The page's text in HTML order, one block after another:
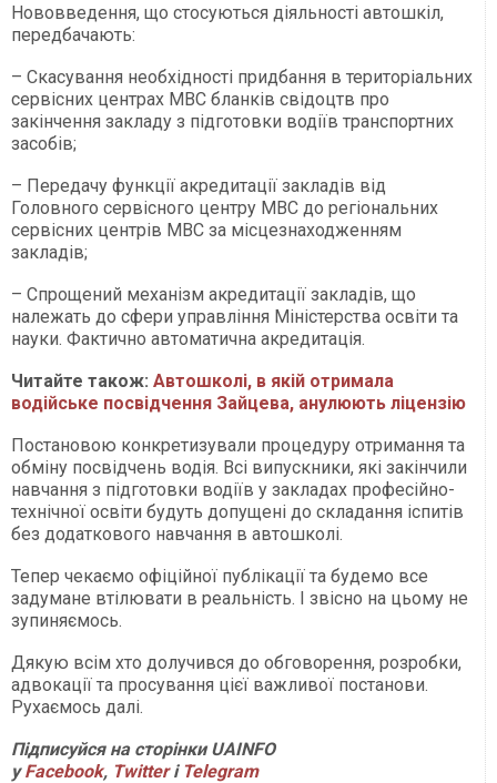
Нововведення, що стосуються діяльності автошкіл,
передбачають:
– Скасування необхідності придбання в територіальних
сервісних центрах МВС бланків свідоцтв про
закінчення закладу з підготовки водіїв транспортних
засобів;
– Передачу функції акредитації закладів від
Головного сервісного центру МВС до регіональних
сервісних центрів МВС за місцезнаходженням
закладів;
– Спрощений механізм акредитації закладів, що
належать до сфери управління Міністерства освіти та
науки. Фактично автоматична акредитація.
Читайте також: Автошколі, в якій отримала
водійське посвідчення Зайцева, анулюють ліцензію
Постановою конкретизували процедуру отримання та
обміну посвідчень водія. Всі випускники, які закінчили
навчання з підготовки водіїв у закладах професійно-
технічної освіти будуть допущені до складання іспитів
без додаткового навчання в автошколі.
Тепер чекаємо офіційної публікації та будемо все
задумане втілювати в реальність. І звісно на цьому не
зупиняємось.
Дякую всім хто долучився до обговорення, розробки,
адвокації та просування цієї важливої постанови.
Рухаємось далі.
Підписуйся на сторінки UAINFO
уFacebook, Twitter і Telegram